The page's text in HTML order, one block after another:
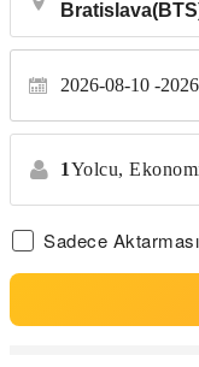
2026-08-10
1Yolcu,
Sadece